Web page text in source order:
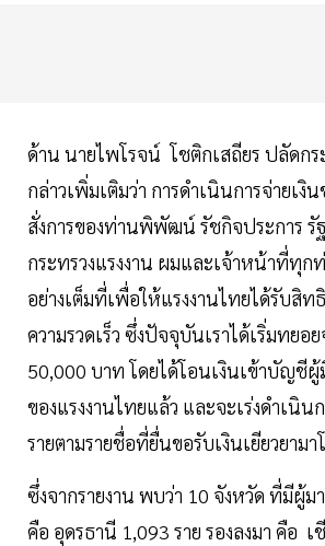
ด้าน นายไพโรจน์ โชติกเสถียร ปลัดกร
กล่าวเพิ่มเติมว่า การดำเนินการจ่ายเงิ
สั่งการของท่านพิพัฒน์ รัชกิจประการ รั
กระทรวงแรงงาน ผมและเจ้าหน้าที่ทุก
อย่างเต็มที่เพื่อให้แรงงานไทยได้รับสิท
ความรวดเร็ว ซึ่งปัจจุบันเราได้เริ่มทยอย
50,000 บาท โดยได้โอนเงินเข้าบัญชี
ของแรงงานไทยแล้ว และจะเร่งดำเนิน
รายตามรายชื่อที่ยื่นขอรับเงินเยียวยามา
ซึ่งจากรายงาน พบว่า 10 จังหวัด ที่มีผู้ม
คือ อุดรธานี 1,093 ราย รองลงมา คือ เ